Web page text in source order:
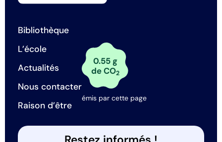
Bibliothèque
L’école
Actualités
Nous contacter
Raison d’être
0.55 g
de CO2
émis par cette page